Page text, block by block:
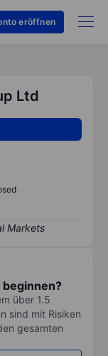
eröffnen
Ltd
über 1.5
sind mit Risiken
gesamten